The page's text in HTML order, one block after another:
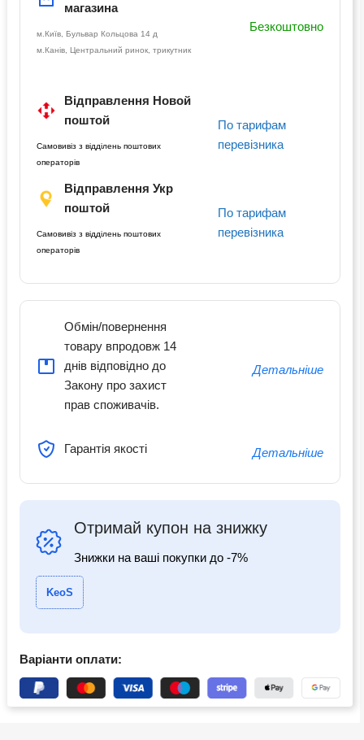
магазина
м.Київ, Бульвар Кольцова 14 д
м.Канів, Центральний ринок, трикутник
Безкоштовно
Відправлення Новой
поштой
Самовивіз з відділень поштових
операторів
По тарифам
перевізника
Відправлення Укр
поштой
Самовивіз з відділень поштових
операторів
По тарифам
перевізника
Обмін/повернення
товару впродовж 14
днів відповідно до
Закону про захист
прав споживачів.
Детальніше
Гарантія якості Детальніше
Отримай купон на знижку
Знижки на ваші покупки до -7%
KeoS
Варіанти оплати: